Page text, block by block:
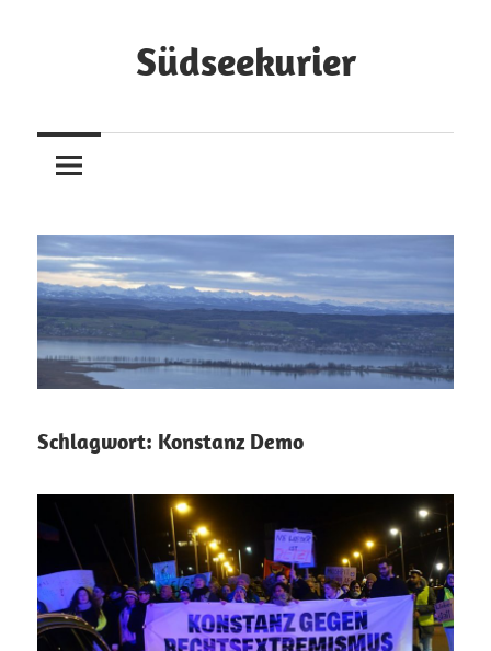
Südseekurier
Zeitung
und
Schlagwort: Konstanz Demo